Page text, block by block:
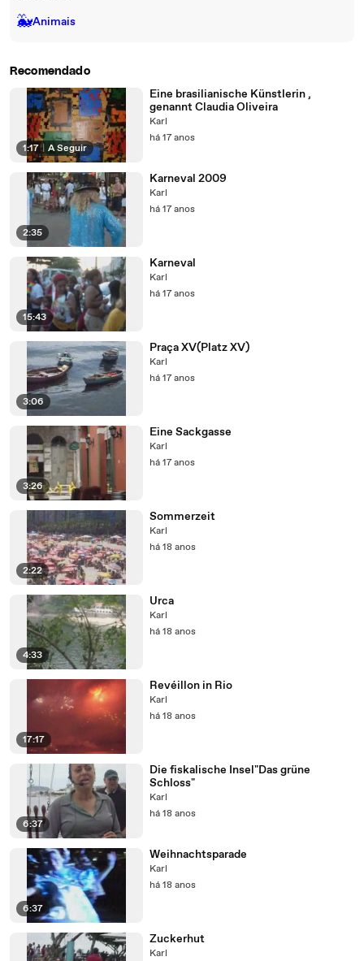
🐳Animais
Recomendado
1:17 | A Seguir
Eine brasilianische Künstlerin ,
genannt Claudia Oliveira
Karl
há 17 anos
2:35
Karneval 2009
Karl
há 17 anos
15:43
Karneval
Karl
há 17 anos
3:06
Praça XV(Platz XV)
Karl
há 17 anos
3:26
Eine Sackgasse
Karl
há 17 anos
2:22
Sommerzeit
Karl
há 18 anos
4:33
Urca
Karl
há 18 anos
17:17
Revéillon in Rio
Karl
há 18 anos
6:37
Die fiskalische Insel"Das grüne
Schloss"
Karl
há 18 anos
6:37
Weihnachtsparade
Karl
há 18 anos
Zuckerhut
Karl